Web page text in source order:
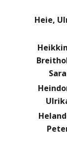
Heie,
Sara